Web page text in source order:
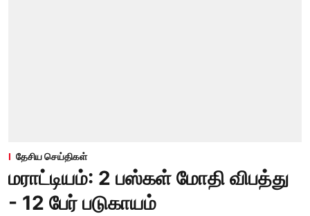
தேசிய செய்திகள்
மராட்டியம்: 2 பஸ்கள் மோதி விபத்து
- 12 பேர் படுகாயம்